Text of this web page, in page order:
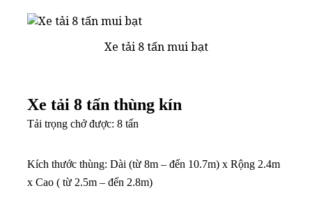
Xe tải 8 tấn mui bạt
Xe tải 8 tấn thùng kín
Tải trọng chở được: 8 tấn
Kích thước thùng: Dài (từ 8m – đến 10.7m) x Rộng 2.4m
x Cao ( từ 2.5m – đến 2.8m)